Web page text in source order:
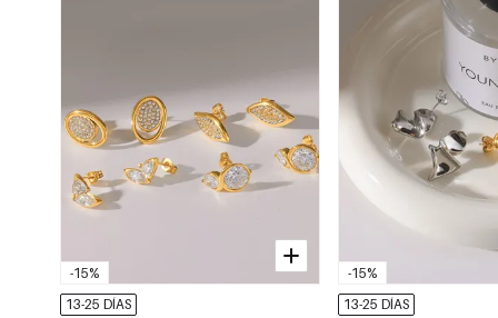
-15%
13-25 DÍAS
-15%
13-25 DÍAS